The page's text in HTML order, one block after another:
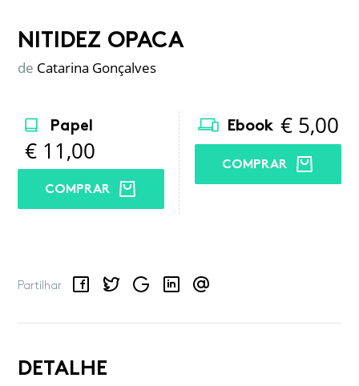
NITIDEZ OPACA
de Catarina Gonçalves
Papel
€ 11,00
COMPRAR
Ebook € 5,00
COMPRAR
Partilhar
FacebookTwitterGoogle LinkedInEmail
DETALHE